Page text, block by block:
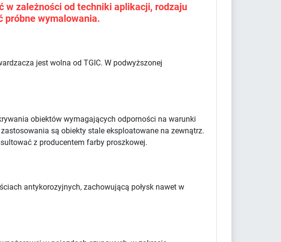
w zależności od techniki aplikacji, rodzaju
próbne wymalowania.
jest wolna od TGIC. W podwyższonej
obiektów wymagających odporności na warunki
są obiekty stale eksploatowane na zewnątrz.
z producentem farby proszkowej.
antykorozyjnych, zachowującą połysk nawet w